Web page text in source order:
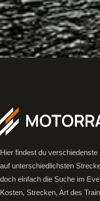
Hier findest du
auf unterschiedlichsten
doch einfach die Suche im
Kosten, Strecken, Art des